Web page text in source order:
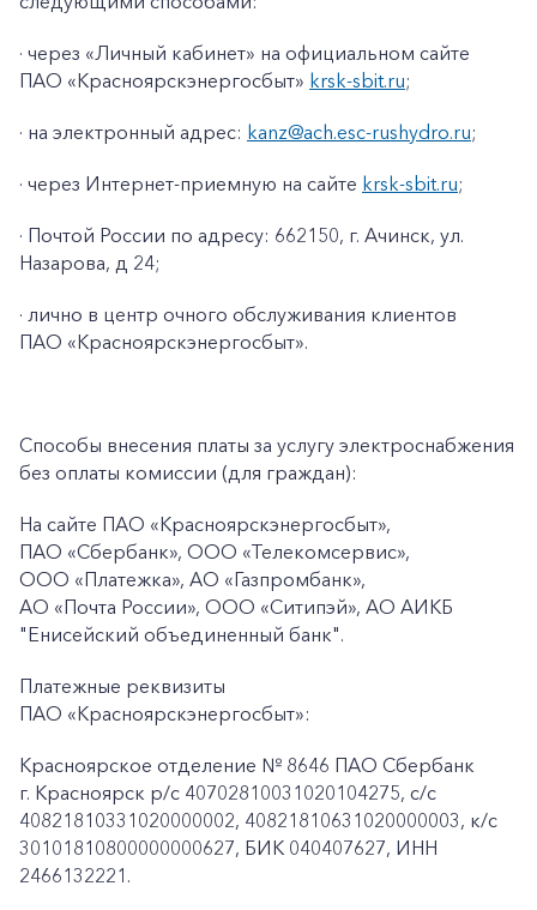
· через «Личный кабинет» на официальном сайте
ПАО «Красноярскэнергосбыт» krsk-sbit.ru;
· на электронный адрес: kanz@ach.esc-rushydro.ru;
· через Интернет-приемную на сайте krsk-sbit.ru;
· Почтой России по адресу: 662150, г. Ачинск, ул.
Назарова, д 24;
· лично в центр очного обслуживания клиентов
ПАО «Красноярскэнергосбыт».
Способы внесения платы за услугу электроснабжения
без оплаты комиссии (для граждан):
На сайте ПАО «Красноярскэнергосбыт»,
ПАО «Сбербанк», ООО «Телекомсервис»,
ООО «Платежка», АО «Газпромбанк»,
АО «Почта России», ООО «Ситипэй», АО АИКБ
"Енисейский объединенный банк".
Платежные реквизиты
ПАО «Красноярскэнергосбыт»:
Красноярское отделение № 8646 ПАО Сбербанк
г. Красноярск p/c 40702810031020104275, с/с
40821810331020000002, 40821810631020000003, к/c
30101810800000000627, БИК 040407627, ИНН
2466132221.